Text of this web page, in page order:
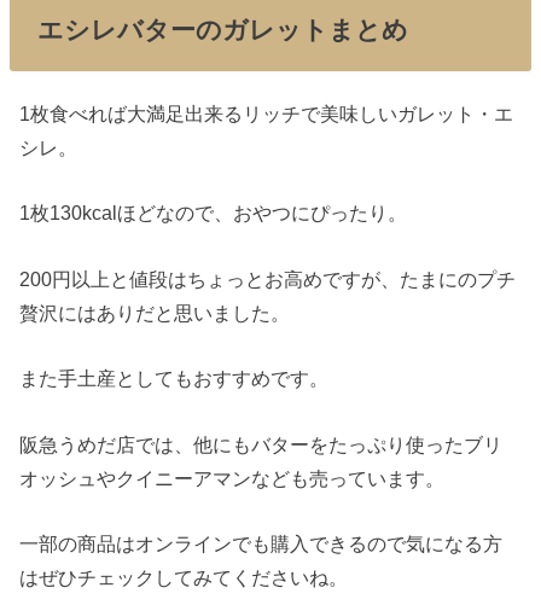
エシレバターのガレットまとめ
1枚食べれば大満足出来るリッチで美味しいガレット・エ
シレ。
1枚130kcalほどなので、おやつにぴったり。
200円以上と値段はちょっとお高めですが、たまにのプチ
贅沢にはありだと思いました。
また手土産としてもおすすめです。
阪急うめだ店では、他にもバターをたっぷり使ったブリ
オッシュやクイニーアマンなども売っています。
一部の商品はオンラインでも購入できるので気になる方
はぜひチェックしてみてくださいね。